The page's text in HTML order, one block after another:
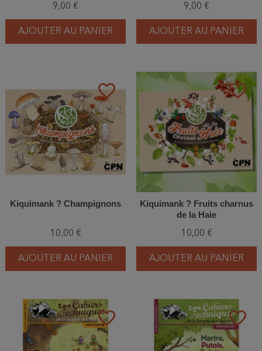
9,00 €
AJOUTER AU PANIER
coup sûr ?
9,00 €
AJOUTER AU PANIER
favorite_border
Kiquimank ? Champignons
10,00 €
AJOUTER AU PANIER
favorite_border
Kiquimank ? Fruits charnus
de la Haie
10,00 €
AJOUTER AU PANIER
favorite_border favorite_border